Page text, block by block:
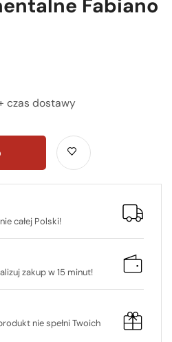
Fabiano
czas dostawy
całej Polski!
zakup w 15 minut!
nie spełni Twoich